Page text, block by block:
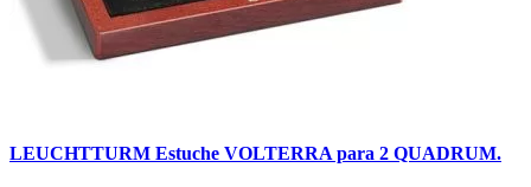
LEUCHTTURM Estuche VOLTERRA para 2 QUADRUM.